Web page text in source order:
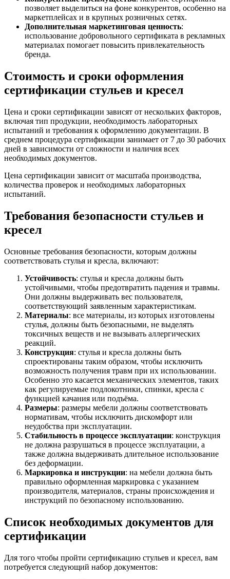
позволяет выделиться на фоне конкурентов, особенно на
маркетплейсах и в крупных розничных сетях.
Дополнительная маркетинговая ценность:
использование добровольного сертификата в рекламных
материалах помогает повысить привлекательность
бренда.
Стоимость и сроки оформления
сертификации стульев и кресел
Цена и сроки сертификации зависят от нескольких факторов,
включая тип продукции, необходимость лабораторных
испытаний и требования к оформлению документации. В
среднем процедура сертификации занимает от 7 до 30 рабочих
дней в зависимости от сложности и наличия всех
необходимых документов.
Цена сертификации зависит от масштаба производства,
количества проверок и необходимых лабораторных
испытаний.
Требования безопасности стульев и
кресел
Основные требования безопасности, которым должны
соответствовать стулья и кресла, включают:
Устойчивость: стулья и кресла должны быть
устойчивыми, чтобы предотвратить падения и травмы.
Они должны выдерживать вес пользователя,
соответствующий заявленным характеристикам.
Материалы: все материалы, из которых изготовлены
стулья, должны быть безопасными, не выделять
токсичных веществ и не вызывать аллергических
реакций.
Конструкция: стулья и кресла должны быть
спроектированы таким образом, чтобы исключить
возможность получения травм при их использовании.
Особенно это касается механических элементов, таких
как регулируемые подлокотники, спинки, кресла с
функцией качания или подъёма.
Размеры: размеры мебели должны соответствовать
нормативам, чтобы исключить дискомфорт или
неудобства при эксплуатации.
Стабильность в процессе эксплуатации: конструкция
не должна разрушаться в процессе эксплуатации, а
также должна выдерживать длительное использование
без деформации.
Маркировка и инструкции: на мебели должна быть
правильно оформленная маркировка с указанием
производителя, материалов, страны происхождения и
инструкций по безопасному использованию.
Список необходимых документов для
сертификации
Для того чтобы пройти сертификацию стульев и кресел, вам
потребуется следующий набор документов: